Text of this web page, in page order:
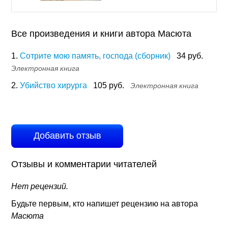
Все произведения и книги автора Масюта
1. Сотрите мою память, господа (сборник) 34 руб.
Электронная книга
2. Убийство хирурга 105 руб. Электронная книга
Добавить отзыв
Отзывы и комментарии читателей
Нет рецензий.
Будьте первым, кто напишет рецензию на автора
Масюта